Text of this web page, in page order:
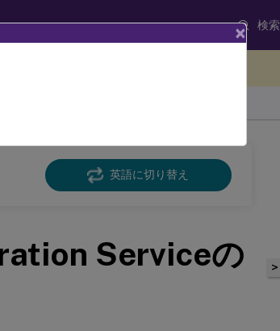
検索
英語に切り替え
Serviceの
>
×